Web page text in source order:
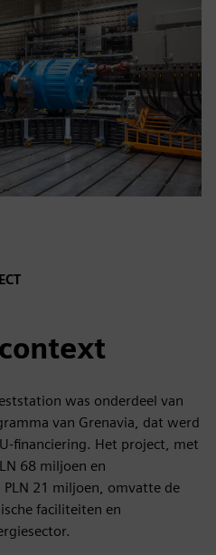
was onderdeel van
van Grenavia, dat werd
financiering. Het project, met
68 miljoen en
21 miljoen, omvatte de
faciliteiten en